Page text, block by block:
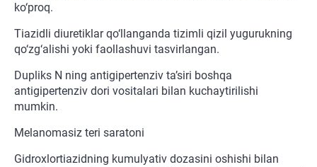
ko‘proq.
Tiazidli diuretiklar qo‘llanganda tizimli qizil yugurukning
qo‘zg‘alishi yoki faollashuvi tasvirlangan.
Dupliks N ning antigipertenziv ta’siri boshqa
antigipertenziv dori vositalari bilan kuchaytirilishi
mumkin.
Melanomasiz teri saratoni
Gidroxlortiazidning kumulyativ dozasini oshishi bilan